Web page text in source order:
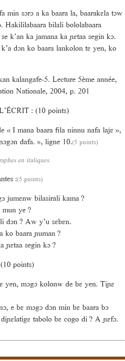
min sɔrɔ a ka baara la, baarakɛla tɔw
Hakililabaara bilali bololabaara
k’an ka jamana ka ɲɛtaa segin kɔ.
dɔn ko baara lankolon tɛ yen, ko
kalangafe-5. Lecture 5ème année,
Nationale, 2004, p. 201
: (10 points)
« I mana baara fila ninnu nafa lajɛ »,
dafa. », ligne 10.(5 points)
en italiques.
:(5 points)
jumɛnw bilasirali kama ?
ye ?
dɔn ? Aw y’u sɛbɛn.
ko baara ɲuman ?
ɲɛtaa segin kɔ ?
points)
yen, mɔgɔ kolonw de bɛ yen. Tiɲɛ
e bɛ mɔgɔ dɔn min bɛ baara bɔ
tabolo bɛ cogo di ? A ɲɛfɔ.